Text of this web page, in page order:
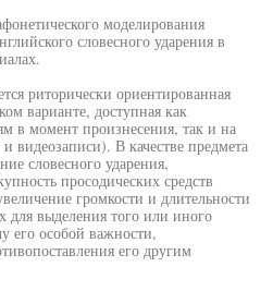
моделирования
словесного ударения в
риторически ориентированная
варианте, доступная как
в момент произнесения, так и на
видеозаписи). В качестве предмета
словесного ударения,
просодических средств
громкости и длительности
для выделения того или иного
его особой важности,
его другим